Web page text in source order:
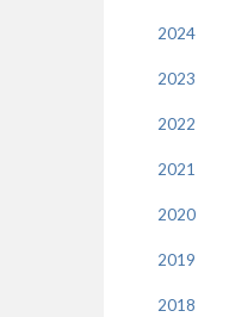
2024
2023
2022
2021
2020
2019
2018